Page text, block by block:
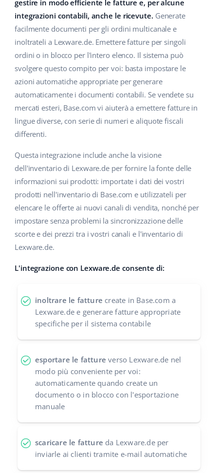
Gestione Spedizioni
Workflow Automation
Base Connect
AI per l'e-commerce
Casa e giardino
Prodotti per bambini
Elettronica
Automotive
Food&Grocery
Salute e bellezza
Moda
Centro Assistenza
Academy
Servizi
Audit dell'account
Altro
Calcolatore dei vantaggi
Collaborazione e partner
Contatto
english (GB)
english (IN)
čeština
deutsch
Ελληνικά
español (MX)
Italiano
polski
中文
gestire in modo efficiente le fatture e, per alcune
integrazioni contabili, anche le ricevute. Generate
facilmente documenti per gli ordini multicanale e
inoltrateli a Lexware.de. Emettere fatture per singoli
ordini o in blocco per l'intero elenco. Il sistema può
svolgere questo compito per voi: basta impostare le
azioni automatiche appropriate per generare
automaticamente i documenti contabili. Se vendete su
mercati esteri, Base.com vi aiuterà a emettere fatture in
lingue diverse, con serie di numeri e aliquote fiscali
differenti.
Questa integrazione include anche la visione
dell'inventario di Lexware.de per fornire la fonte delle
informazioni sui prodotti: importate i dati dei vostri
prodotti nell'inventario di Base.com e utilizzateli per
elencare le offerte ai nuovi canali di vendita, nonché per
impostare senza problemi la sincronizzazione delle
scorte e dei prezzi tra i vostri canali e l'inventario di
Lexware.de.
L'integrazione con Lexware.de consente di:
inoltrare le fatture create in Base.com a
Lexware.de e generare fatture appropriate
specifiche per il sistema contabile
esportare le fatture verso Lexware.de nel
modo più conveniente per voi:
automaticamente quando create un
documento o in blocco con l'esportazione
manuale
scaricare le fatture da Lexware.de per
inviarle ai clienti tramite e-mail automatiche